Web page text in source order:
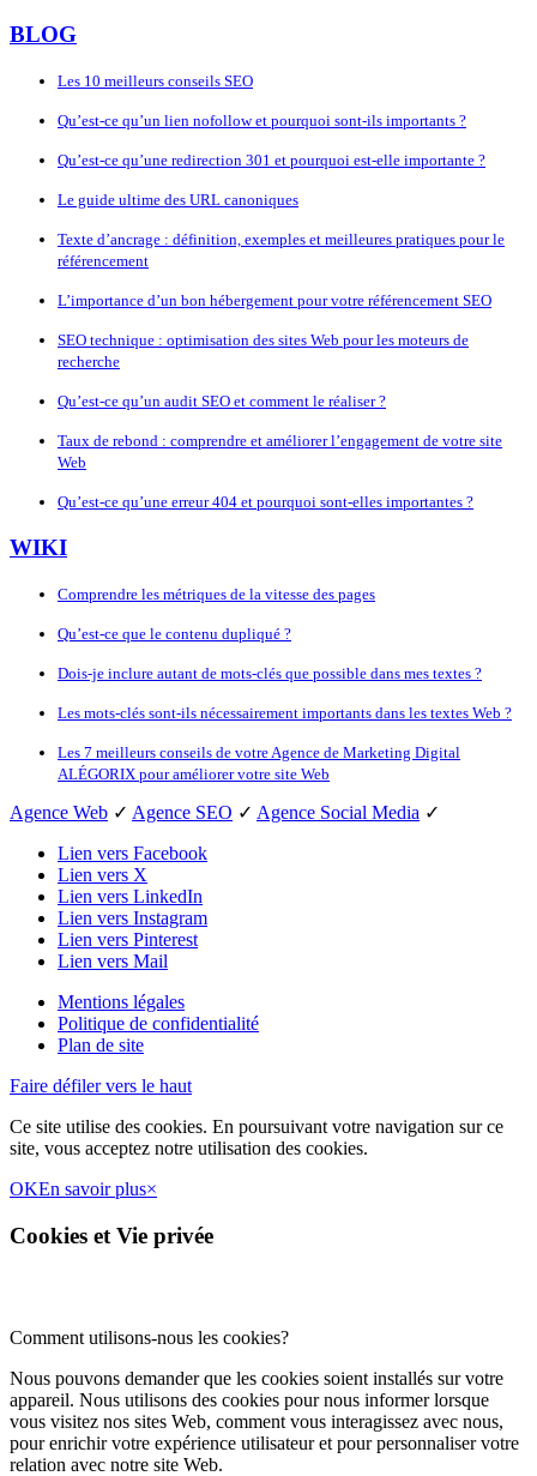
BLOG
Les 10 meilleurs conseils SEO
Qu’est-ce qu’un lien nofollow et pourquoi sont-ils importants ?
Qu’est-ce qu’une redirection 301 et pourquoi est-elle importante ?
Le guide ultime des URL canoniques
Texte d’ancrage : définition, exemples et meilleures pratiques pour le
référencement
L’importance d’un bon hébergement pour votre référencement SEO
SEO technique : optimisation des sites Web pour les moteurs de
recherche
Qu’est-ce qu’un audit SEO et comment le réaliser ?
Taux de rebond : comprendre et améliorer l’engagement de votre site
Web
Qu’est-ce qu’une erreur 404 et pourquoi sont-elles importantes ?
WIKI
Comprendre les métriques de la vitesse des pages
Qu’est-ce que le contenu dupliqué ?
Dois-je inclure autant de mots-clés que possible dans mes textes ?
Les mots-clés sont-ils nécessairement importants dans les textes Web ?
Les 7 meilleurs conseils de votre Agence de Marketing Digital
ALÉGORIX pour améliorer votre site Web
Agence Web ✓ Agence SEO ✓ Agence Social Media ✓
Lien vers Facebook
Lien vers X
Lien vers LinkedIn
Lien vers Instagram
Lien vers Pinterest
Lien vers Mail
Mentions légales
Politique de confidentialité
Plan de site
Faire défiler vers le haut
Ce site utilise des cookies. En poursuivant votre navigation sur ce
site, vous acceptez notre utilisation des cookies.
OKEn savoir plus×
Cookies et Vie privée
Comment utilisons-nous les cookies?
Nous pouvons demander que les cookies soient installés sur votre
appareil. Nous utilisons des cookies pour nous informer lorsque
vous visitez nos sites Web, comment vous interagissez avec nous,
pour enrichir votre expérience utilisateur et pour personnaliser votre
relation avec notre site Web.